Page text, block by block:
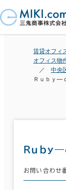
賃貸オフィ
オフィス物
中央
Ｒｕｂｙ―
Ｒｕｂｙ―
お問い合わせ